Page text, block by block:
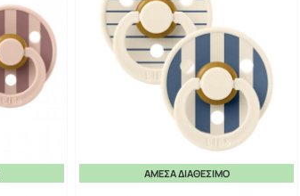
ΆΜΕΣΑ ΔΙΑΘΈΣΙΜΟ